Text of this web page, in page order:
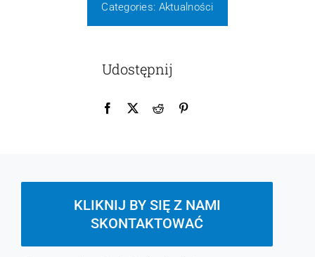
Categories: Aktualności
Udostępnij
KLIKNIJ BY SIĘ Z NAMI
SKONTAKTOWAĆ